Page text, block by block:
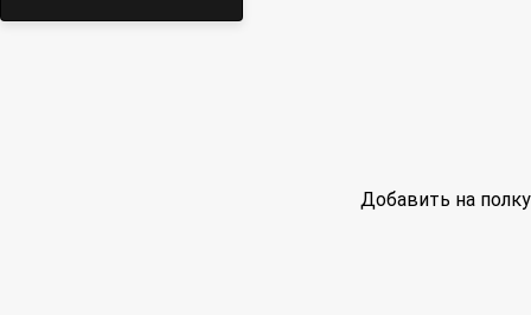
Добавить на полку